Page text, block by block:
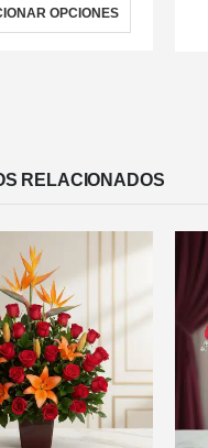
OPCIONES
RELACIONADOS